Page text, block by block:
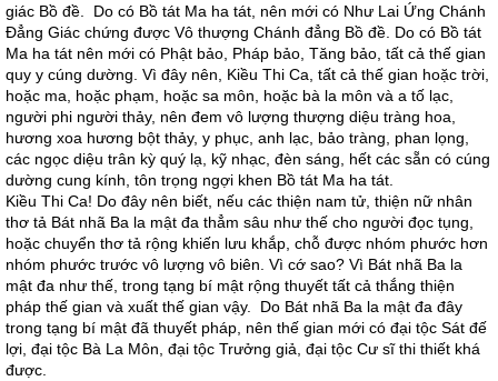
giác Bồ đề. Do có Bồ tát Ma ha tát, nên mới có Như Lai Ứng Chánh
Đẳng Giác chứng được Vô thượng Chánh đẳng Bồ đề. Do có Bồ tát
Ma ha tát nên mới có Phật bảo, Pháp bảo, Tăng bảo, tất cả thế gian
quy y cúng dường. Vì đây nên, Kiều Thi Ca, tất cả thế gian hoặc trời,
hoặc ma, hoặc phạm, hoặc sa môn, hoặc bà la môn và a tố lạc,
người phi người thảy, nên đem vô lượng thượng diệu tràng hoa,
hương xoa hương bột thảy, y phục, anh lạc, bảo tràng, phan lọng,
các ngọc diệu trân kỳ quý lạ, kỹ nhạc, đèn sáng, hết các sẵn có cúng
dường cung kính, tôn trọng ngợi khen Bồ tát Ma ha tát.
Kiều Thi Ca! Do đây nên biết, nếu các thiện nam tử, thiện nữ nhân
thơ tả Bát nhã Ba la mật đa thẳm sâu như thế cho người đọc tụng,
hoặc chuyển thơ tả rộng khiến lưu khắp, chỗ được nhóm phước hơn
nhóm phước trước vô lượng vô biên. Vì cớ sao? Vì Bát nhã Ba la
mật đa như thế, trong tạng bí mật rộng thuyết tất cả thắng thiện
pháp thế gian và xuất thế gian vậy. Do Bát nhã Ba la mật đa đây
trong tạng bí mật đã thuyết pháp, nên thế gian mới có đại tộc Sát đế
lợi, đại tộc Bà La Môn, đại tộc Trưởng giả, đại tộc Cư sĩ thi thiết khá
được.